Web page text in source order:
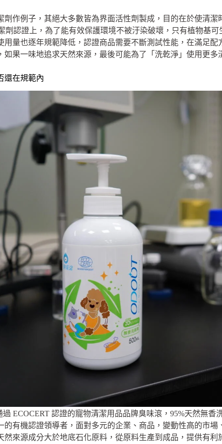
劑作例子，其絕大多數皆為界面活性劑製成，目的在於使清
劑認證上，為了能有效保護環境不被汙染破壞，只有植物基
用量也逐年規範降低，認證商品需要不斷測試性能，在滿足
如果一味地追求天然來源，最後可能為了「洗乾淨」使用更多
還在規範內
ECOCERT 認證的寵物清潔用品品牌臭味滾，95%天然無香
的有機認證領導者，面對多元的企業、商品，變動性高的市
然來源成分大於地底石化原料，從原料生產到成品，提供有